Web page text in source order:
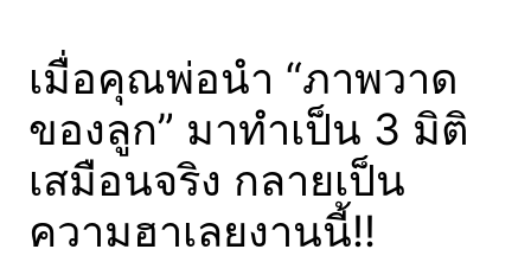
เมื่อคุณพ่อนำ “ภาพวาด
ของลูก” มาทำเป็น 3 มิติ
เสมือนจริง กลายเป็น
ความฮาเลยงานนี้!!